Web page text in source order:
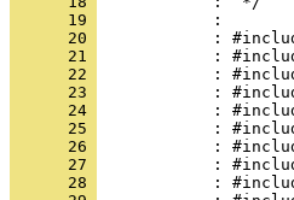
      19
      20
      21
      22
      23
      24
      25
      26
      27
      28